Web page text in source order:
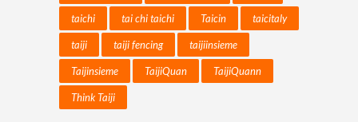
taichi tai chi taichi Taicin taicitaly
taiji taiji fencing taijiinsieme
Taijinsieme TaijiQuan TaijiQuann
Think Taiji